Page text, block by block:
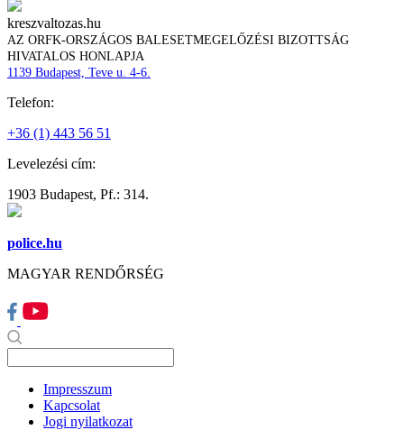
kreszvaltozas.hu
AZ ORFK-ORSZÁGOS BALESETMEGELŐZÉSI BIZOTTSÁG
HIVATALOS HONLAPJA
1139 Budapest, Teve u. 4-6.
Telefon:
+36 (1) 443 56 51
Levelezési cím:
1903 Budapest, Pf.: 314.
police.hu
MAGYAR RENDŐRSÉG
Impresszum
Kapcsolat
Jogi nyilatkozat